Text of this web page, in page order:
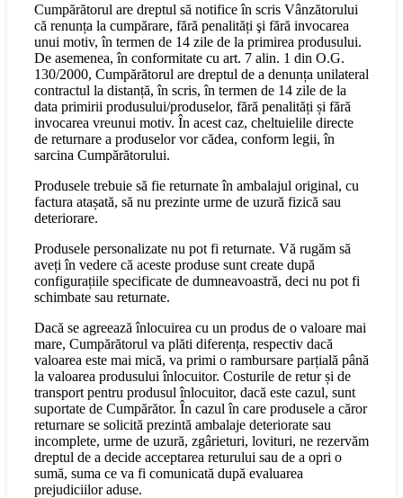
Cumpărătorul are dreptul să notifice în scris Vânzătorului
că renunța la cumpărare, fără penalități şi fără invocarea
unui motiv, în termen de 14 zile de la primirea produsului.
De asemenea, în conformitate cu art. 7 alin. 1 din O.G.
130/2000, Cumpărătorul are dreptul de a denunța unilateral
contractul la distanță, în scris, în termen de 14 zile de la
data primirii produsului/produselor, fără penalități și fără
invocarea vreunui motiv. În acest caz, cheltuielile directe
de returnare a produselor vor cădea, conform legii, în
sarcina Cumpărătorului.
Produsele trebuie să fie returnate în ambalajul original, cu
factura atașată, să nu prezinte urme de uzură fizică sau
deteriorare.
Produsele personalizate nu pot fi returnate. Vă rugăm să
aveți în vedere că aceste produse sunt create după
configurațiile specificate de dumneavoastră, deci nu pot fi
schimbate sau returnate.
Dacă se agreează înlocuirea cu un produs de o valoare mai
mare, Cumpărătorul va plăti diferența, respectiv dacă
valoarea este mai mică, va primi o rambursare parțială până
la valoarea produsului înlocuitor. Costurile de retur și de
transport pentru produsul înlocuitor, dacă este cazul, sunt
suportate de Cumpărător. În cazul în care produsele a căror
returnare se solicită prezintă ambalaje deteriorate sau
incomplete, urme de uzură, zgârieturi, lovituri, ne rezervăm
dreptul de a decide acceptarea returului sau de a opri o
sumă, suma ce va fi comunicată după evaluarea
prejudiciilor aduse.